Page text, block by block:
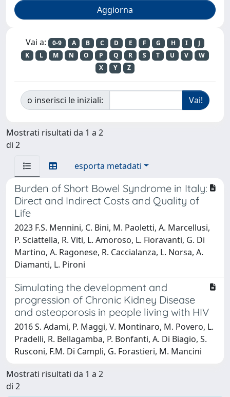
Vai a: 0-9 A B C D E F G H I
J
K
L M N O P Q R S T U V
W
X
Y Z
o inserisci le iniziali:
Mostrati risultati da 1 a 2
di 2
esporta metadati
Burden of Short Bowel Syndrome in Italy:
Direct and Indirect Costs and Quality of
Life
2023 F.S. Mennini, C. Bini, M. Paoletti, A. Marcellusi,
P. Sciattella, R. Viti, L. Amoroso, L. Fioravanti, G. Di
Martino, A. Ragonese, R. Caccialanza, L. Norsa, A.
Diamanti, L. Pironi
Simulating the development and
progression of Chronic Kidney Disease
and osteoporosis in people living with HIV
2016 S. Adami, P. Maggi, V. Montinaro, M. Povero, L.
Pradelli, R. Bellagamba, P. Bonfanti, A. Di Biagio, S.
Rusconi, F.M. Di Campli, G. Forastieri, M. Mancini
Mostrati risultati da 1 a 2
di 2